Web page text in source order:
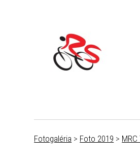
Fotogaléria > Foto 2019 >